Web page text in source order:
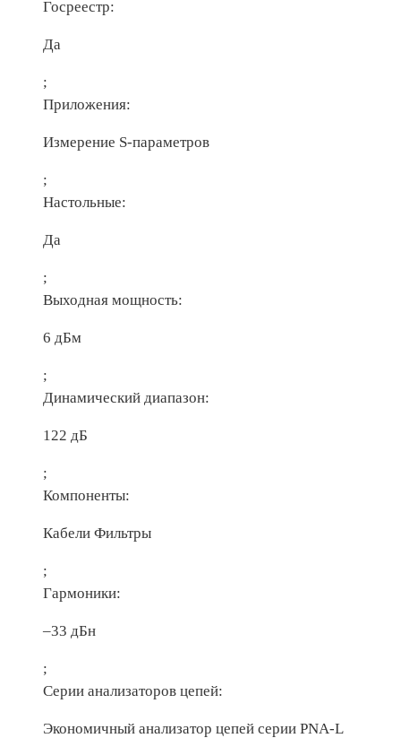
Госреестр:
Да
;
Приложения:
Измерение S-параметров
;
Настольные:
Да
;
Выходная мощность:
6 дБм
;
Динамический диапазон:
122 дБ
;
Компоненты:
Кабели Фильтры
;
Гармоники:
–33 дБн
;
Серии анализаторов цепей:
Экономичный анализатор цепей серии PNA-L